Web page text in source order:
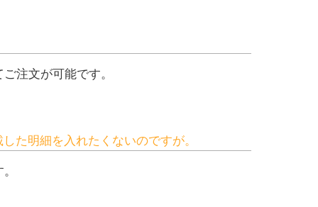
注文が可能です。
た明細を入れたくないのですが。